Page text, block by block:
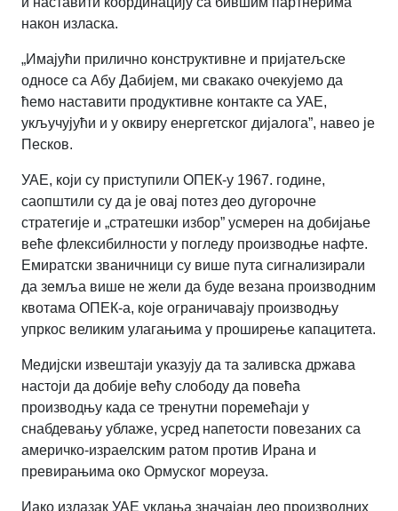
након изласка.
„Имајући прилично конструктивне и пријатељске
односе са Абу Дабијем, ми свакако очекујемо да
ћемо наставити продуктивне контакте са УАЕ,
укључујући и у оквиру енергетског дијалога”, навео је
Песков.
УАЕ, који су приступили ОПЕК-у 1967. године,
саопштили су да је овај потез део дугорочне
стратегије и „стратешки избор” усмерен на добијање
веће флексибилности у погледу производње нафте.
Емиратски званичници су више пута сигнализирали
да земља више не жели да буде везана производним
квотама ОПЕК-а, које ограничавају производњу
упркос великим улагањима у проширење капацитета.
Медијски извештаји указују да та заливска држава
настоји да добије већу слободу да повећа
производњу када се тренутни поремећаји у
снабдевању ублаже, усред напетости повезаних са
америчко-израелским ратом против Ирана и
превирањима око Ормуског мореуза.
Иако излазак УАЕ уклања значајан део производних